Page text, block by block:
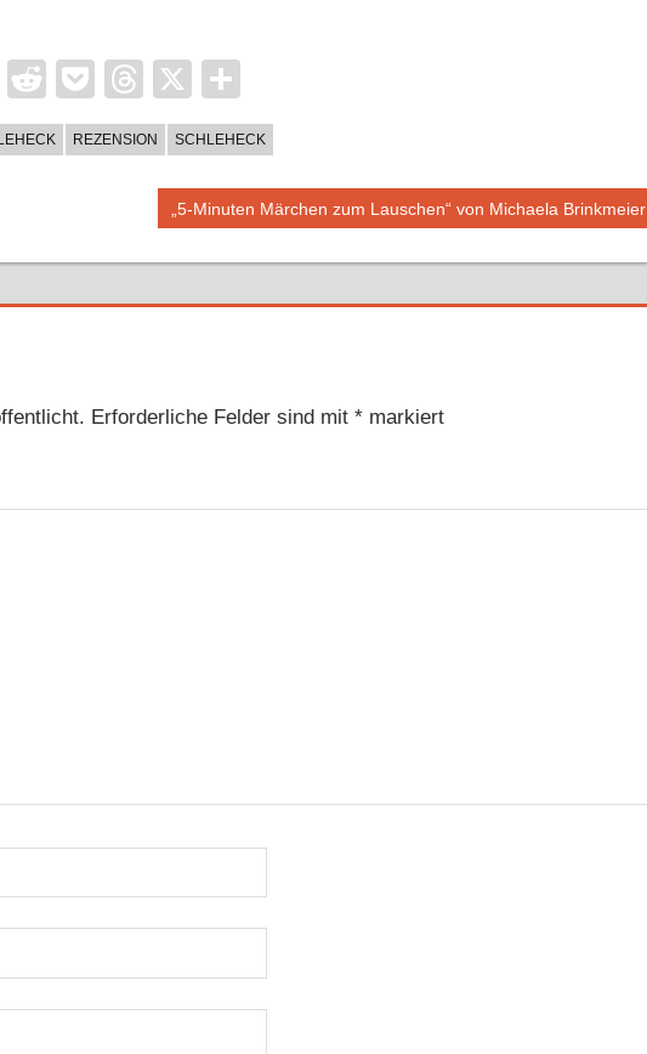
Tumblr
RedditPocketThreads
X
REZENSION SCHLEHECK
Nächster
„5-Minuten Märchen zum Lauschen“ von Michaela Brinkmeier
Erforderliche Felder sind mit *markiert